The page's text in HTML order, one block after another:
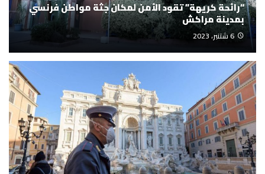
“رائحة كريهة” تقود الأمن لمكان جثة مواطن فرنسي
بمدينة مراكش
6 شتنبر، 2023